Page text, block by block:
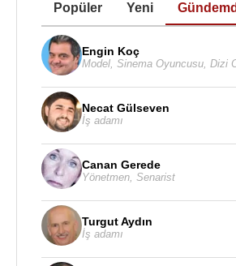
Popüler Yeni
Engin Koç
Model Sinema Oyuncusu Dizi
Necat Gülseven
İş adamı
Canan Gerede
Yönetmen Senarist
Turgut Aydın
İş adamı